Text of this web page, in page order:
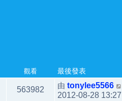
觀看 最後發表
563982 由 tonylee5566
2012-08-28 13:27